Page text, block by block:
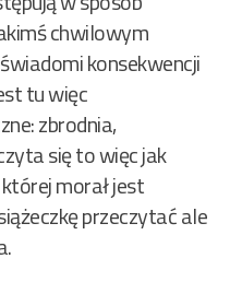
chwilowym
konsekwencji
tu więc
zbrodnia,
się to więc jak
morał jest
przeczytać ale